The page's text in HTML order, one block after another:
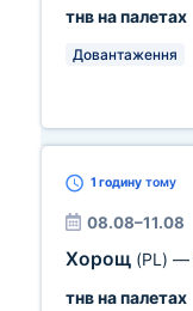
тнв на палетах
Довантаження
1 годину тому
08.08–11.08
Хорощ (PL) —
тнв на палетах